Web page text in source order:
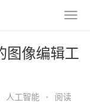
图像编辑工
人工智能 • 阅读